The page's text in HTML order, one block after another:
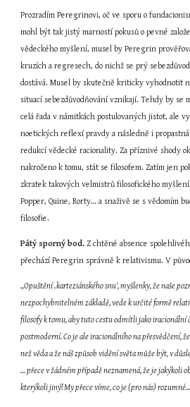
Prozradím Peregrinovi, oč ve sporu o
mohl být tak jistý marností pokusů o pevné
vědeckého myšlení, musel by Peregrin
kruzích a regresech, do nichž se prý
dostává. Musel by skutečně kriticky vyhodnotit
situací sebezdůvodňování vznikají. Tehdy by se
celá řada v námitkách postulovaných jistot, ale
noetických reflexí pravdy a následně i
redukcí vědecké racionality. Za příznivé shody
nakročeno k tomu, stát se filosofem. Zatím jen
zkratek takových velmistrů filosofického
Popper, Quine, Rorty… a snaživě se s vědomím
filosofie.
Pátý sporný bod. Z chtěné absence
přechází Peregrin správně k relativismu. V
„Opuštění ‚karteziánského snu‘, myšlenky, že naše
nezpochybnitelném základě, vede k určité formě
filosofy k tomu, aby tuto cestu odmítli jako iracionální
postmoderní. Co je ale iracionálního na přesvědčení,
než věda a že náš způsob vidění světa může být, v
… přece v žádném případě neznamená, že je jakýkoli
kterýkoli jiný! My přece víme, co je (pro nás) rozumné…